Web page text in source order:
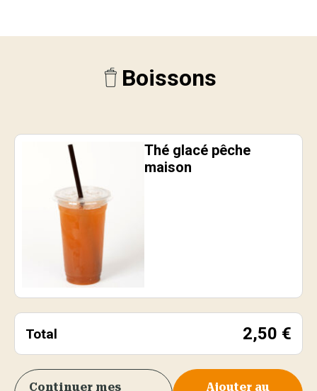
Boissons
Thé glacé pêche
maison
Total 2,50 €
Continuer mes Ajouter au